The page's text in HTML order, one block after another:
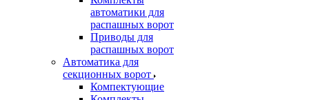
автоматики для
распашных ворот
Приводы для
распашных ворот
Автоматика для
секционных ворот
Компектующие